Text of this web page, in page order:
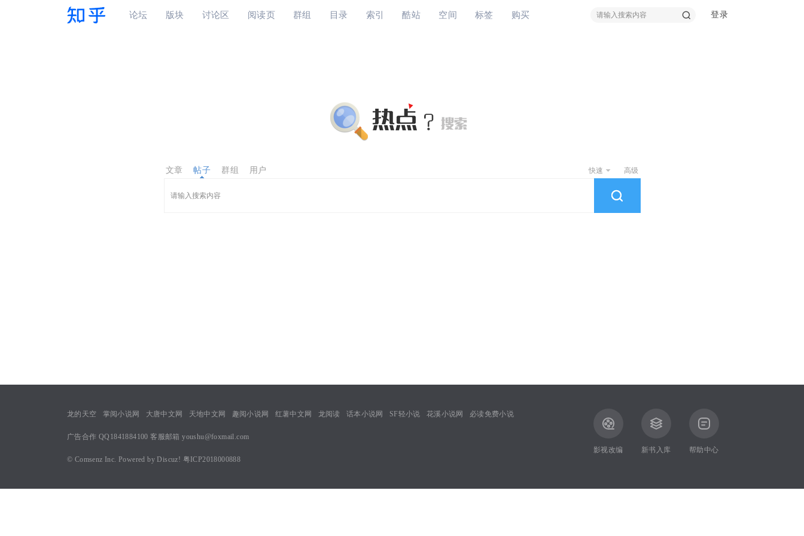
论坛 版块 讨论区 阅读页 群组 目录 索引 酷站 空间 标签 购买 登录
快速 高级
文章 帖子 群组 用户
龙的天空 掌阅小说网 大唐中文网 天地中文网 趣阅小说网 红薯中文网 龙阅读 话本小说网 SF轻小说 花溪小说网 必读免费小说
广告合作 QQ1841884100 客服邮箱 youshu@foxmail.com
© Comsenz Inc. Powered byDiscuz! 粤ICP2018000888
影视改编 新书入库 帮助中心